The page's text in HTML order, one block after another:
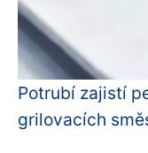
Potrubí zajistí
grilovacích